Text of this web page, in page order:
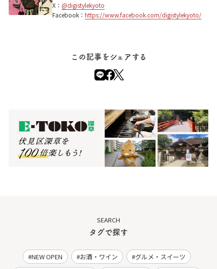
X： @digistylekyoto
Facebook： https://www.facebook.com/digistylekyoto/
この記事をシェアする
SEARCH
タグで探す
NEW OPEN お酒・ワイン グルメ・スイーツ